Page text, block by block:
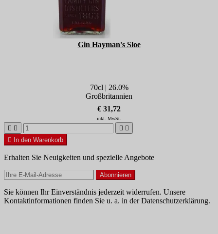
Gin Hayman's Sloe
70cl | 26.0%
Großbritannien
€ 31,72
inkl. MwSt.
   

In den Warenkorb
Erhalten Sie Neuigkeiten und spezielle Angebote
Sie können Ihr Einverständnis jederzeit widerrufen. Unsere
Kontaktinformationen finden Sie u. a. in der Datenschutzerklärung.